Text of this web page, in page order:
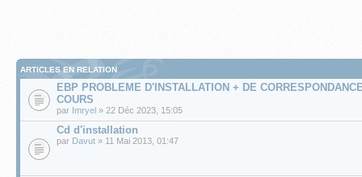
ARTICLES EN RELATION
EBP PROBLEME D'INSTALLATION + DE
COURS
par Imryel » 22 Déc 2023, 15:05
Cd d'installation
par Davut » 11 Mai 2013, 01:47